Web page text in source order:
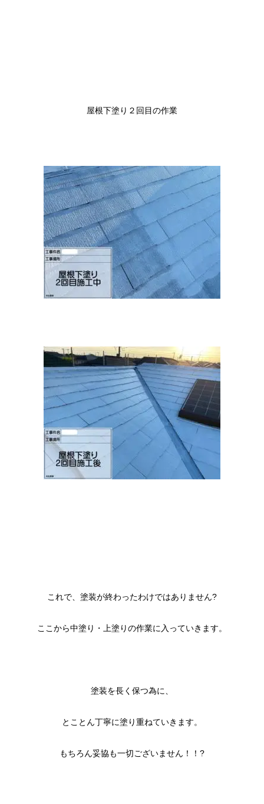
屋根下塗り２回目の作業
これで、塗装が終わったわけではありません?
ここから中塗り・上塗りの作業に入っていきます。
塗装を長く保つ為に、
とことん丁寧に塗り重ねていきます。
もちろん妥協も一切ございません！！?